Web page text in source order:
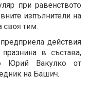
при равенството
изпълнители на
своя тим.
действия
в състава,
Юрий Вакулко от
на Башич.